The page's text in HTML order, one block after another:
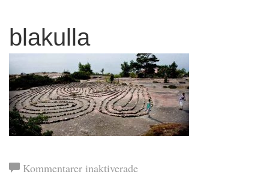
blakulla
Kommentarer inaktiveradeför